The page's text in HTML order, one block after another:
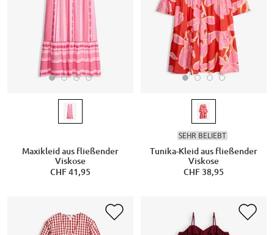
Maxikleid aus fließender
Viskose
CHF 41,95
SEHR BELIEBT
Tunika-Kleid aus fließender
Viskose
CHF 38,95